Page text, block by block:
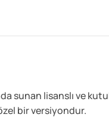
sunan lisanslı ve
bir versiyondur.